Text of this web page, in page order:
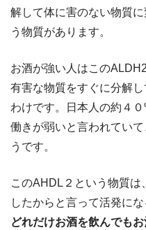
解して体に害のない物質
う物質があります。
お酒が強い人はこの
有害な物質をすぐに分解
わけです。日本人の約４
働きが弱いと言われてい
うです。
このAHDL２という物質は
したからと言って活発に
どれだけお酒を飲んでも